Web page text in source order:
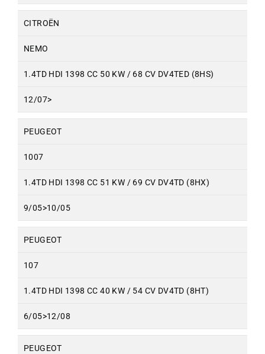
CITROËN
NEMO
1.4TD HDI 1398 CC 50 KW / 68 CV DV4TED (8HS)
12/07>
PEUGEOT
1007
1.4TD HDI 1398 CC 51 KW / 69 CV DV4TD (8HX)
9/05>10/05
PEUGEOT
107
1.4TD HDI 1398 CC 40 KW / 54 CV DV4TD (8HT)
6/05>12/08
PEUGEOT